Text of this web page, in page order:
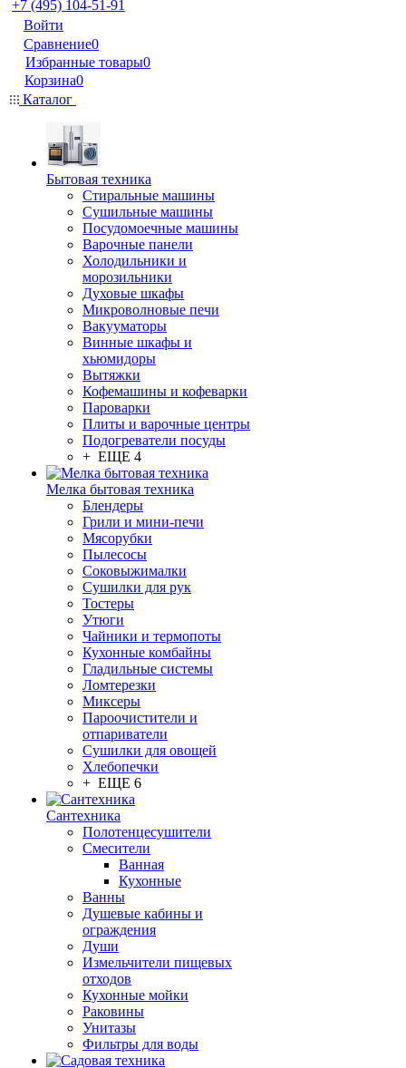
+7 (495) 104-51-91
Войти
Сравнение0
Избранные товары0
Корзина0
Каталог
Бытовая техника
Стиральные машины
Сушильные машины
Посудомоечные машины
Варочные панели
Холодильники и
морозильники
Духовые шкафы
Микроволновые печи
Вакууматоры
Винные шкафы и
хьюмидоры
Вытяжки
Кофемашины и кофеварки
Пароварки
Плиты и варочные центры
Подогреватели посуды
+ ЕЩЕ 4
Мелка бытовая техника
Блендеры
Грили и мини-печи
Мясорубки
Пылесосы
Соковыжималки
Сушилки для рук
Тостеры
Утюги
Чайники и термопоты
Кухонные комбайны
Гладильные системы
Ломтерезки
Миксеры
Пароочистители и
отпариватели
Сушилки для овощей
Хлебопечки
+ ЕЩЕ 6
Сантехника
Полотенцесушители
Смесители
Ванная
Кухонные
Ванны
Душевые кабины и
ограждения
Души
Измельчители пищевых
отходов
Кухонные мойки
Раковины
Унитазы
Фильтры для воды